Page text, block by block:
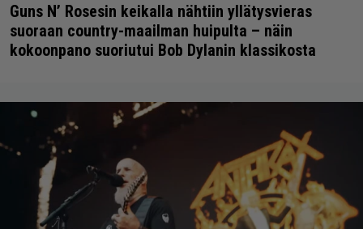
Guns N’ Rosesin keikalla nähtiin yllätysvieras
suoraan country-maailman huipulta – näin
kokoonpano suoriutui Bob Dylanin klassikosta